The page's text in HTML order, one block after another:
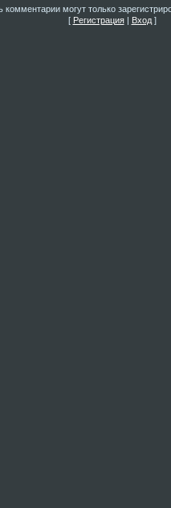
комментарии могут только
[ Регистрация| Вход]